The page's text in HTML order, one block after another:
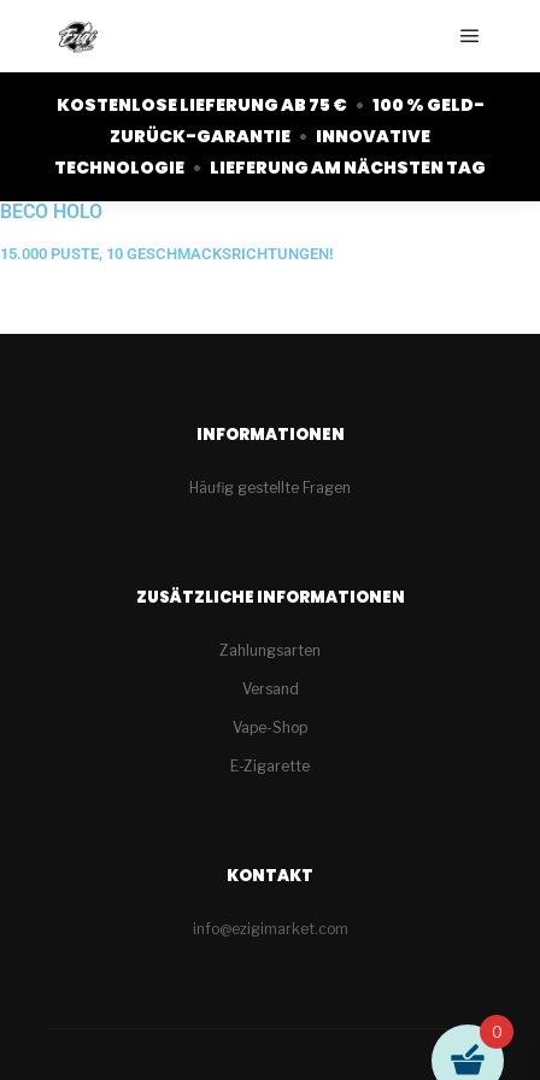
KOSTENLOSE LIEFERUNG AB 75 € • 100 % GELD-
ZURÜCK-GARANTIE • INNOVATIVE
TECHNOLOGIE • LIEFERUNG AM NÄCHSTEN TAG
BECO HOLO
15.000 PUSTE, 10 GESCHMACKSRICHTUNGEN!
INFORMATIONEN
Häufig gestellte Fragen
ZUSÄTZLICHE INFORMATIONEN
Zahlungsarten
Versand
Vape-Shop
E-Zigarette
KONTAKT
info@ezigimarket.com
0